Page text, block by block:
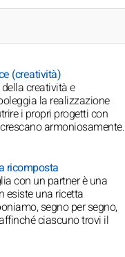
(creatività)
creatività e
la realizzazione
i propri progetti con
armoniosamente.
ricomposta
con un partner è una
esiste una ricetta
segno per segno,
ciascuno trovi il